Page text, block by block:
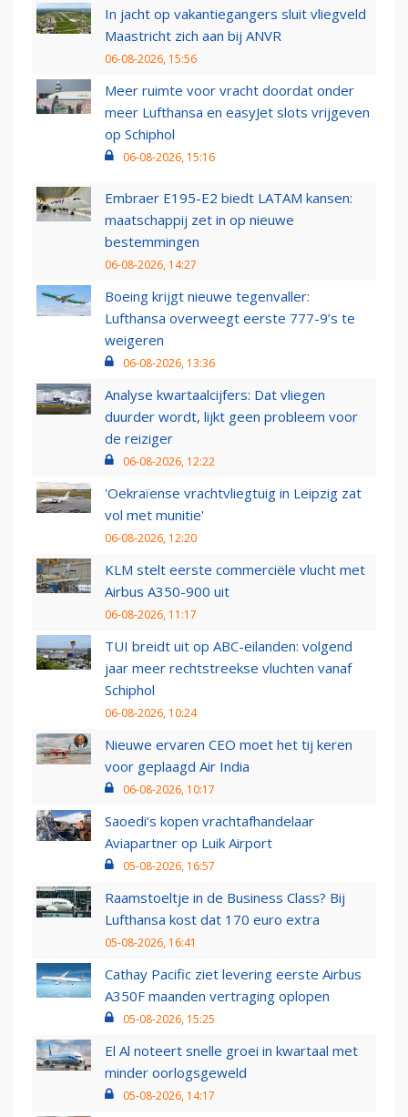
In jacht op vakantiegangers sluit vliegveld
Maastricht zich aan bij ANVR
06-08-2026, 15:56
Meer ruimte voor vracht doordat onder
meer Lufthansa en easyJet slots vrijgeven
op Schiphol
06-08-2026, 15:16
Embraer E195-E2 biedt LATAM kansen:
maatschappij zet in op nieuwe
bestemmingen
06-08-2026, 14:27
Boeing krijgt nieuwe tegenvaller:
Lufthansa overweegt eerste 777-9’s te
weigeren
06-08-2026, 13:36
Analyse kwartaalcijfers: Dat vliegen
duurder wordt, lijkt geen probleem voor
de reiziger
06-08-2026, 12:22
'Oekraïense vrachtvliegtuig in Leipzig zat
vol met munitie'
06-08-2026, 12:20
KLM stelt eerste commerciële vlucht met
Airbus A350-900 uit
06-08-2026, 11:17
TUI breidt uit op ABC-eilanden: volgend
jaar meer rechtstreekse vluchten vanaf
Schiphol
06-08-2026, 10:24
Nieuwe ervaren CEO moet het tij keren
voor geplaagd Air India
06-08-2026, 10:17
Saoedi’s kopen vrachtafhandelaar
Aviapartner op Luik Airport
05-08-2026, 16:57
Raamstoeltje in de Business Class? Bij
Lufthansa kost dat 170 euro extra
05-08-2026, 16:41
Cathay Pacific ziet levering eerste Airbus
A350F maanden vertraging oplopen
05-08-2026, 15:25
El Al noteert snelle groei in kwartaal met
minder oorlogsgeweld
05-08-2026, 14:17